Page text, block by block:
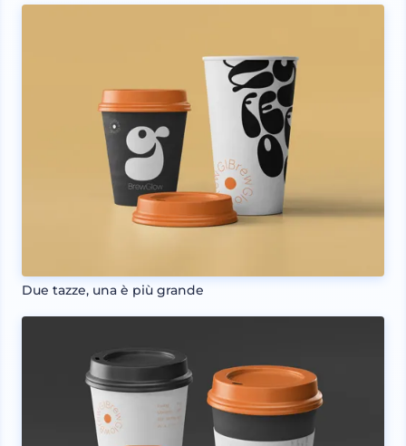
Due tazze, una è più grande